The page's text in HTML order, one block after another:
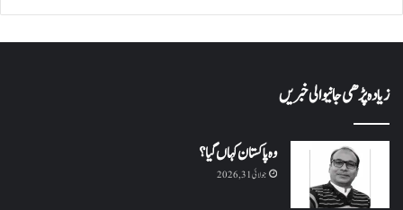
زیادہ پڑھی جانیوالی خبریں
وہ پاکستان کہاں گیا؟
جولائی 31, 2026